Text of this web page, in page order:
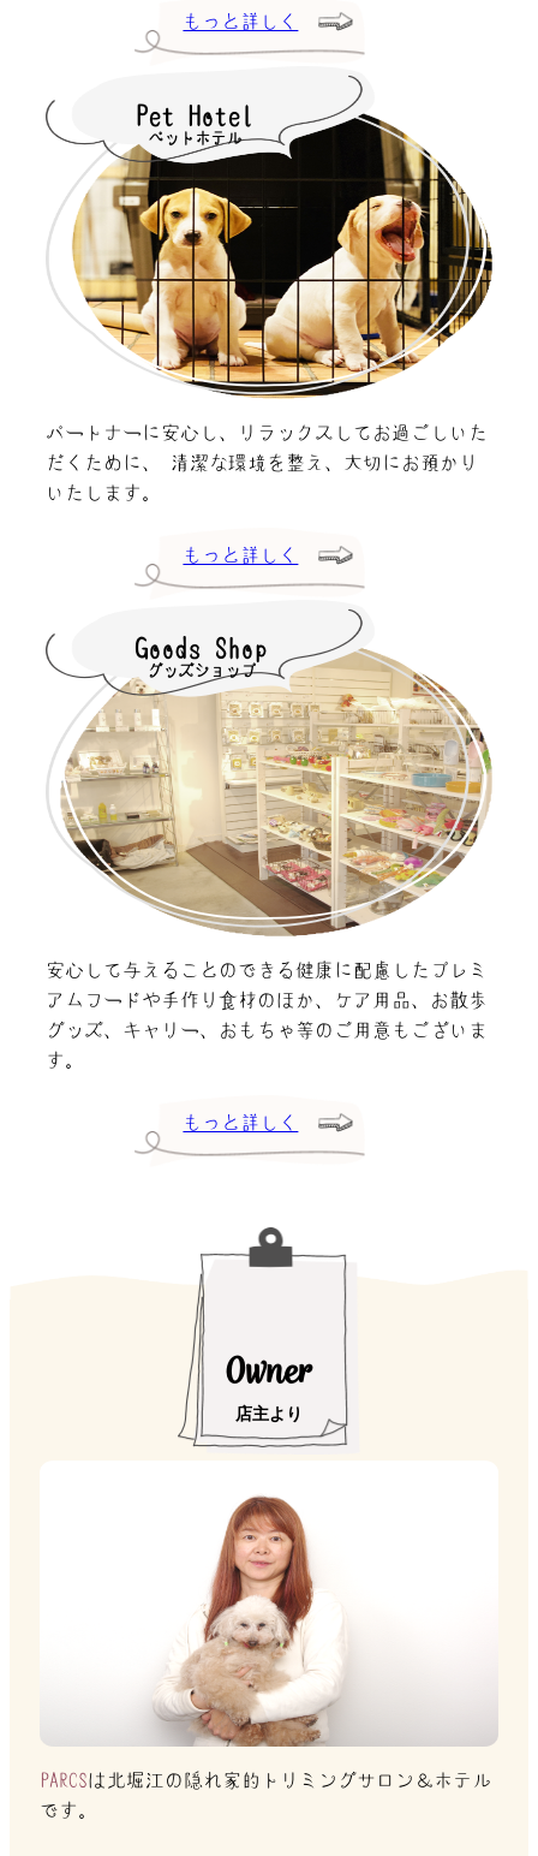
もっと詳しく
Pet Hotel
ペットホテル
パートナーに安心し、リラックスしてお過ごしいた
だくために、 清潔な環境を整え、大切にお預かり
いたします。
もっと詳しく
Goods Shop
グッズショップ
安心して与えることのできる健康に配慮したプレミ
アムフードや手作り食材のほか、ケア用品、お散歩
グッズ、キャリー、おもちゃ等のご用意もございま
す。
もっと詳しく
Owner
店主より
PARCSは北堀江の隠れ家的トリミングサロン＆ホテル
です。